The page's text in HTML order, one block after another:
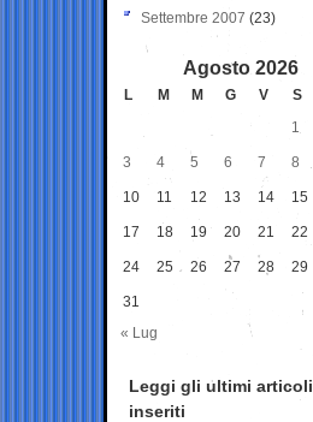
Settembre 2007 (23)
Agosto 2026
L M M G V S
1
3 4 5 6 7 8
10 11 12 13 14 15
17 18 19 20 21 22
24 25 26 27 28 29
31
« Lug
Leggi gli ultimi articoli
inseriti